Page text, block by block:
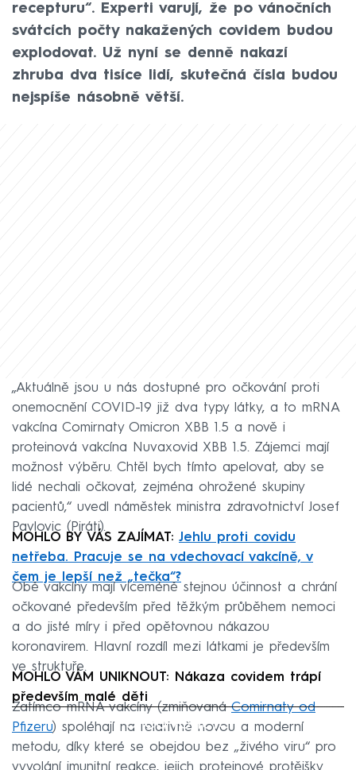
recepturu“. Experti varují, že po vánočních
svátcích počty nakažených covidem budou
explodovat. Už nyní se denně nakazí
zhruba dva tisíce lidí, skutečná čísla budou
nejspíše násobně větší.
„Aktuálně jsou u nás dostupné pro očkování proti
onemocnění COVID-19 již dva typy látky, a to mRNA
vakcína Comirnaty Omicron XBB 1.5 a nově i
proteinová vakcína Nuvaxovid XBB 1.5. Zájemci mají
možnost výběru. Chtěl bych tímto apelovat, aby se
lidé nechali očkovat, zejména ohrožené skupiny
pacientů,“ uvedl náměstek ministra zdravotnictví Josef
Pavlovic (Piráti).
MOHLO BY VÁS ZAJÍMAT: Jehlu proti covidu
netřeba. Pracuje se na vdechovací vakcíně, v
čem je lepší než „tečka“?
Obě vakcíny mají víceméně stejnou účinnost a chrání
očkované především před těžkým průběhem nemoci
a do jisté míry i před opětovnou nákazou
koronavirem. Hlavní rozdíl mezi látkami je především
ve struktuře.
MOHLO VÁM UNIKNOUT: Nákaza covidem trápí
především malé děti
Failed to fetch
Zatímco mRNA vakcíny (zmiňovanáComirnaty od
Pfizeru) spoléhají na relativně novou a moderní
metodu, díky které se obejdou bez „živého viru“ pro
vyvolání imunitní reakce, jejich proteinové protějšky